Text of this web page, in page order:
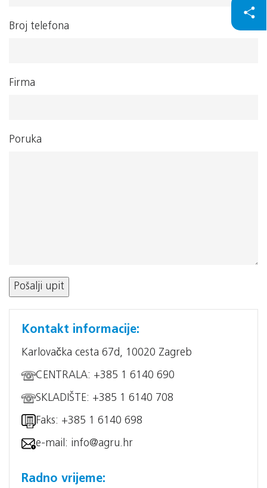
Broj telefona
Firma
Poruka
Kontakt informacije:
Karlovačka cesta 67d, 10020 Zagreb
CENTRALA: +385 1 6140 690
SKLADIŠTE: +385 1 6140 708
Faks: +385 1 6140 698
e-mail: info@agru.hr
Radno vrijeme: